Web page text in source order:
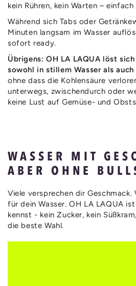
kein Rühren, kein Warten – einfach
Während sich Tabs oder
Minuten langsam im Wasser
sofort ready.
Übrigens: OH LA LAQUA löst
sowohl in stillem Wasser als
ohne dass die Kohlensäure
unterwegs, zwischendurch oder
keine Lust auf Gemüse- und
WASSER MIT
ABER OHNE
Viele versprechen dir
für dein Wasser. OH LA LAQUA
kennst - kein Zucker, kein
die beste Wahl.